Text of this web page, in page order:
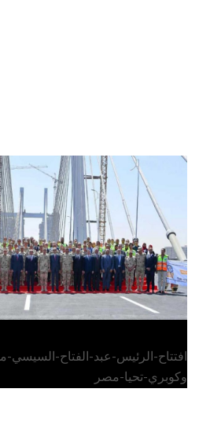
الرئيس عبد الفتاح السيسي
وكوبري تحيا
افتتاح-الرئيس-عبد-الفتاح-
وكوبري-تحيا-مصر